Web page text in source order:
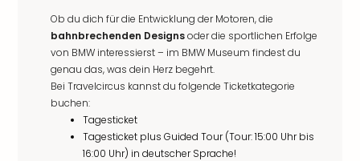
Ob du dich für die Entwicklung der Motoren, die
bahnbrechenden Designsoder die sportlichen Erfolge
von BMW interessierst – im BMW Museum findest du
genau das, was dein Herz begehrt.
Bei Travelcircus kannst du folgende Ticketkategorie
buchen:
Tagesticket
Tagesticket plus Guided Tour (Tour: 15:00 Uhr bis
16:00 Uhr) in deutscher Sprache!